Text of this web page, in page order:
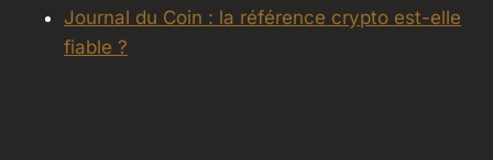
Journal du Coin : la référence crypto est-elle
fiable ?